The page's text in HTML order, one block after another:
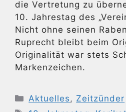
die Vertretung zu
10. Jahrestag des
Nicht ohne seinen
Ruprecht bleibt beim
Originalität war stets
Markenzeichen.
Kategorien
Aktuelles , Zeitzünder